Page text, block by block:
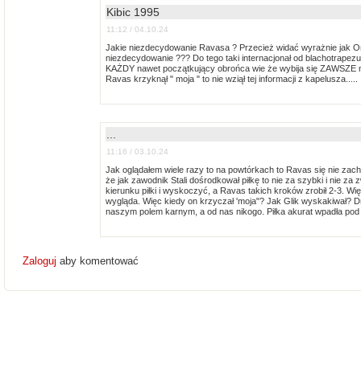
Kibic 1995
11:12 / 04.10.24
Jakie niezdecydowanie Ravasa ? Przecież widać wyrażnie jak
niezdecydowanie ??? Do tego taki internacjonał od
KAŻDY nawet początkujący obrońca wie że wybija się
Ravas krzyknął " moja " to nie wziął tej informacji z kapelusza.....
...
11:16 / 03.10.24
Jak oglądałem wiele razy to na powtórkach to Ravas się nie
że jak zawodnik Stali dośrodkował piłkę to nie za szybki i nie
kierunku piłki i wyskoczyć, a Ravas takich kroków zrobił 2-3.
wygląda. Więc kiedy on krzyczał 'moja"? Jak Glik wyskakiwał?
naszym polem karnym, a od nas nikogo. Piłka akurat wpadła
Zaloguj aby komentować